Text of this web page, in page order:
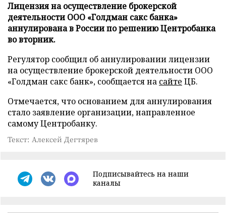
Лицензия на осуществление брокерской
деятельности ООО «Голдман сакс банка»
аннулирована в России по решению Центробанка
во вторник.
Регулятор сообщил об аннулировании лицензии
на осуществление брокерской деятельности ООО
«Голдман сакс банк», сообщается на сайте ЦБ.
Отмечается, что основанием для аннулирования
стало заявление организации, направленное
самому Центробанку.
Текст: Алексей Дегтярев
Подписывайтесь на наши
каналы